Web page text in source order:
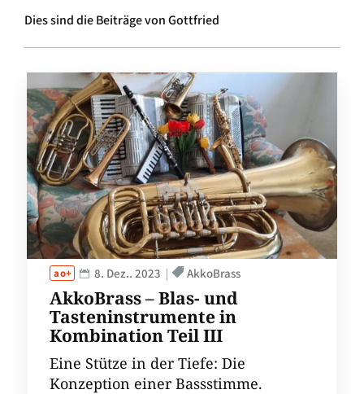
Dies sind die Beiträge von Gottfried
AkkoBrass – Blas- und
Tasteninstrumente in
Kombination Teil III
8. Dez.. 2023 AkkoBrass
Eine Stütze in der Tiefe: Die
Konzeption einer Bassstimme.